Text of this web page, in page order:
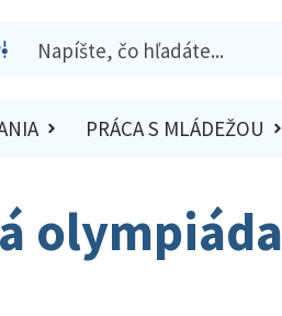
PRÁCA S MLÁDEŽOU